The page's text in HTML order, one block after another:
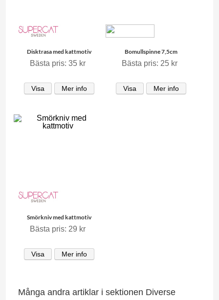
Disktrasa med kattmotiv
Bästa pris: 35 kr
Visa Mer info
Bomullspinne 7,5cm
Bästa pris: 25 kr
Visa Mer info
Smörkniv med kattmotiv
Bästa pris: 29 kr
Visa Mer info
Många andra artiklar i sektionen Diverse